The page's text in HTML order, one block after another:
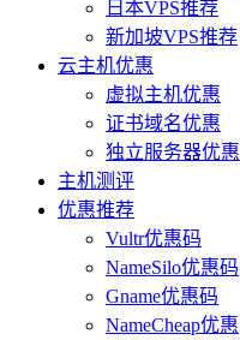
日本VPS推荐
新加坡VPS推荐
云主机优惠
虚拟主机优惠
证书域名优惠
独立服务器优惠
主机测评
优惠推荐
Vultr优惠码
NameSilo优惠码
Gname优惠码
NameCheap优惠